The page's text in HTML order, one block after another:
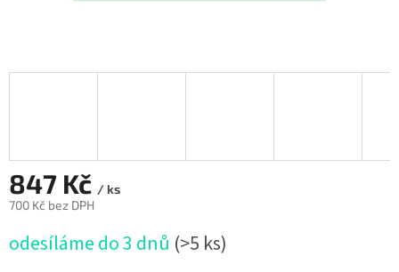
847 Kč / ks
700 Kč bez DPH
cena:
odesíláme do 3 dnů (>5 ks)